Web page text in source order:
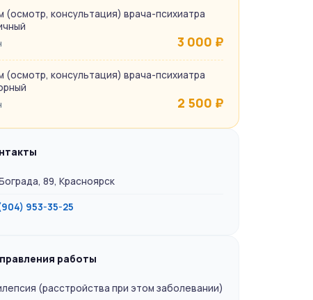
(осмотр, консультация) врача-психиатра
3 000 ₽
(осмотр, консультация) врача-психиатра
2 500 ₽
89, Красноярск
953-35-25
работы
(расстройства при этом заболевании)